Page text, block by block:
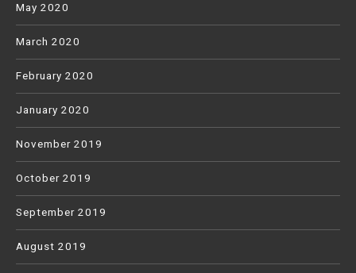
May 2020
March 2020
February 2020
January 2020
November 2019
October 2019
September 2019
August 2019